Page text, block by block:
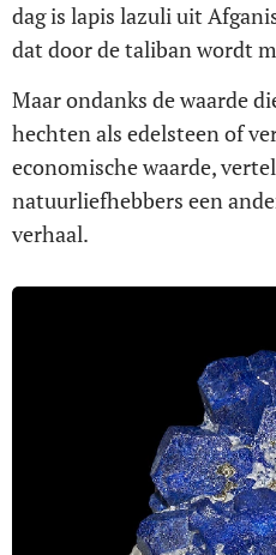
dag is lapis lazuli uit
dat door de taliban wordt
Maar ondanks de waarde
hechten als edelsteen of
economische waarde,
natuurliefhebbers een
verhaal.